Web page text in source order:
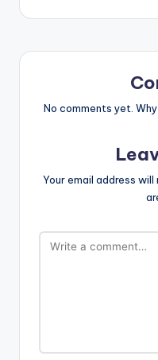
No comments yet.
Your email address will